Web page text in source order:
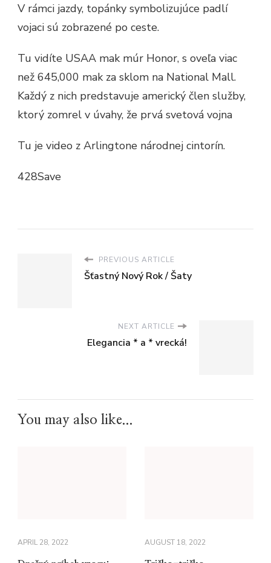
V rámci jazdy, topánky symbolizujúce padlí
vojaci sú zobrazené po ceste.
Tu vidíte USAA mak múr Honor, s oveľa viac
než 645,000 mak za sklom na National Mall.
Každý z nich predstavuje americký člen služby,
ktorý zomrel v úvahy, že prvá svetová vojna
Tu je video z Arlingtone národnej cintorín.
428Save
PREVIOUS ARTICLE
Šťastný Nový Rok / Šaty
NEXT ARTICLE
Elegancia * a * vrecká!
You may also like...
APRIL 28, 2022 AUGUST 18, 2022